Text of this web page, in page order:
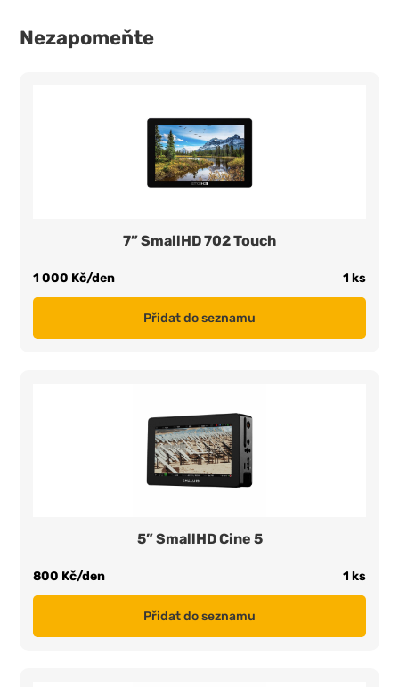
Nezapomeňte
7” SmallHD 702 Touch
1 000 Kč/den 1 ks
Přidat do seznamu
5” SmallHD Cine 5
800 Kč/den 1 ks
Přidat do seznamu